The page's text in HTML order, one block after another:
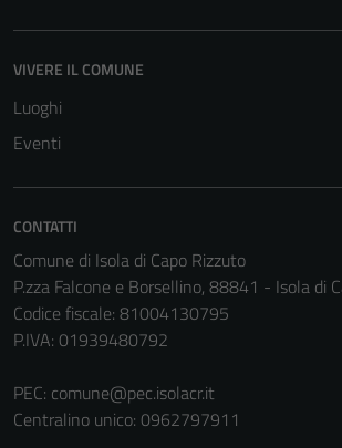
VIVERE IL COMUNE
Luoghi
Eventi
CONTATTI
Comune di Isola di Capo Rizzuto
P.zza Falcone e Borsellino, 88841 - Isola di
Codice fiscale: 81004130795
P.IVA: 01939480792
PEC: comune@pec.isolacr.it
Centralino unico: 0962797911
sono